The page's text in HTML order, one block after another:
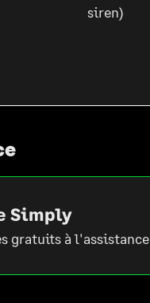
siren)
Simply
gratuits à l'assistance